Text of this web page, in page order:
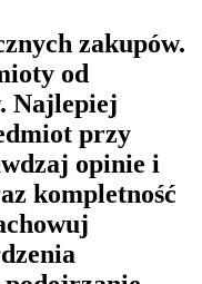
zakupów.
od
Najlepiej
przy
opinie i
kompletność